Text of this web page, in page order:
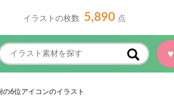
イラストの枚数 5,890 点
♥
の6位アイコンのイラスト